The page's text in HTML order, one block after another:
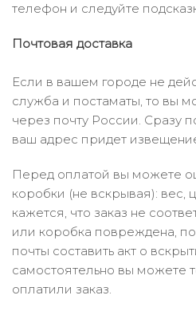
телефон и следуйте
Почтовая доставка
Если в вашем городе не
служба и постаматы, то вы
через почту России. Сразу
ваш адрес придет
Перед оплатой вы можете
коробки (не вскрывая): вес,
кажется, что заказ не
или коробка повреждена,
почты составить акт о
самостоятельно вы можете
оплатили заказ.